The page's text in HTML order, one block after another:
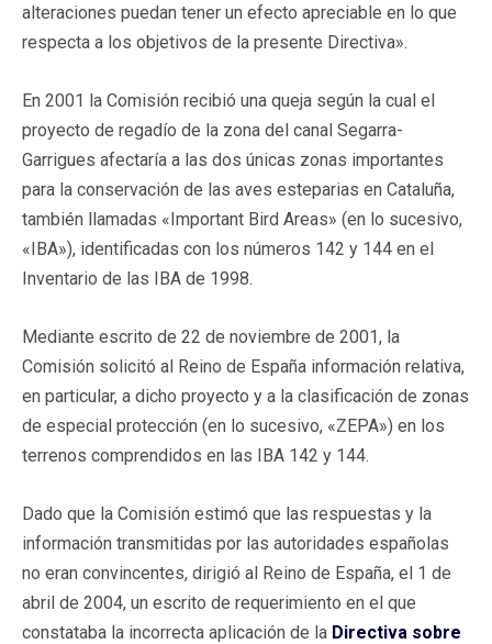
alteraciones puedan tener un efecto apreciable en lo que
respecta a los objetivos de la presente Directiva».
En 2001 la Comisión recibió una queja según la cual el
proyecto de regadío de la zona del canal Segarra-
Garrigues afectaría a las dos únicas zonas importantes
para la conservación de las aves esteparias en Cataluña,
también llamadas «Important Bird Areas» (en lo sucesivo,
«IBA»), identificadas con los números 142 y 144 en el
Inventario de las IBA de 1998.
Mediante escrito de 22 de noviembre de 2001, la
Comisión solicitó al Reino de España información relativa,
en particular, a dicho proyecto y a la clasificación de zonas
de especial protección (en lo sucesivo, «ZEPA») en los
terrenos comprendidos en las IBA 142 y 144.
Dado que la Comisión estimó que las respuestas y la
información transmitidas por las autoridades españolas
no eran convincentes, dirigió al Reino de España, el 1 de
abril de 2004, un escrito de requerimiento en el que
constataba la incorrecta aplicación de la Directiva sobre